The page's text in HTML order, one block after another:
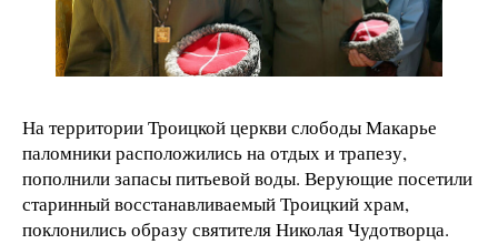
На территории Троицкой церкви слободы Макарье
паломники расположились на отдых и трапезу,
пополнили запасы питьевой воды. Верующие посетили
старинный восстанавливаемый Троицкий храм,
поклонились образу святителя Николая Чудотворца.